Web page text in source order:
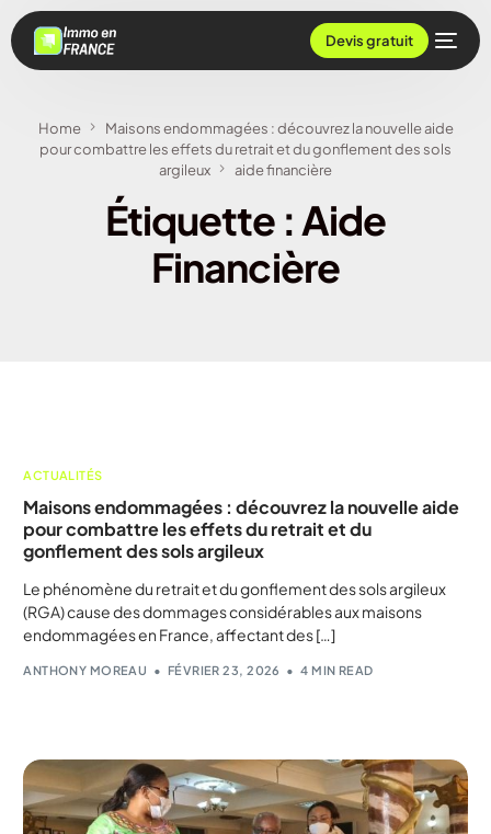
Devis gratuit
Home
Maisons endommagées : découvrez la nouvelle aide
pour combattre les effets du retrait et du gonflement des sols
argileux
aide financière
Étiquette :Aide
Financière
ACTUALITÉS
Maisons endommagées : découvrez la nouvelle aide
pour combattre les effets du retrait et du
gonflement des sols argileux
Le phénomène du retrait et du gonflement des sols argileux
(RGA) cause des dommages considérables aux maisons
endommagées en France, affectant des […]
ANTHONY MOREAU FÉVRIER 23, 2026 4 MIN READ